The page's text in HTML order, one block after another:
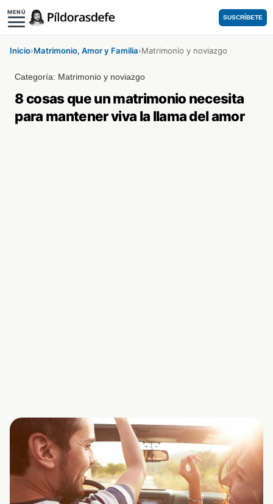
MENÚ
SUSCRÍBETE
Inicio›Matrimonio, Amor y Familia›Matrimonio y noviazgo
Categoría: Matrimonio y noviazgo
8 cosas que un matrimonio necesita
para mantener viva la llama del amor